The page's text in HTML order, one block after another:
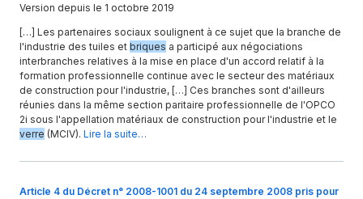
Version depuis le 1 octobre 2019
[…] Les partenaires sociaux soulignent à ce sujet que la branche de
l'industrie des tuiles et briques a participé aux négociations
interbranches relatives à la mise en place d'un accord relatif à la
formation professionnelle continue avec le secteur des matériaux
de construction pour l'industrie, […] Ces branches sont d'ailleurs
réunies dans la même section paritaire professionnelle de l'OPCO
2i sous l'appellation matériaux de construction pour l'industrie et le
verre (MCIV). Lire la suite…
Article 4 du Décret n° 2008-1001 du 24 septembre 2008 pris pour